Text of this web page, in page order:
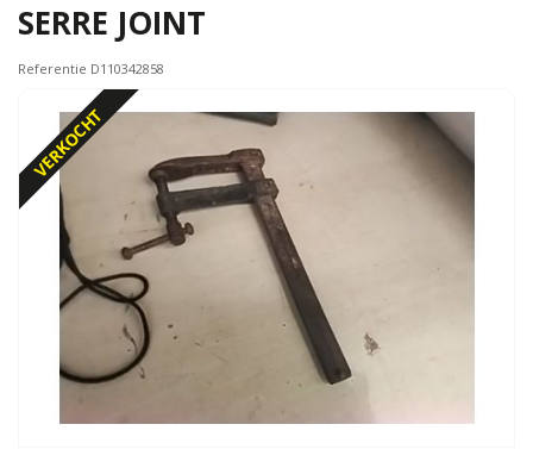
SERRE JOINT
Referentie D110342858
VERKOCHT